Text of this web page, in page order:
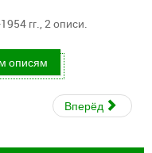
гг., 2 описи.
описям
Вперёд